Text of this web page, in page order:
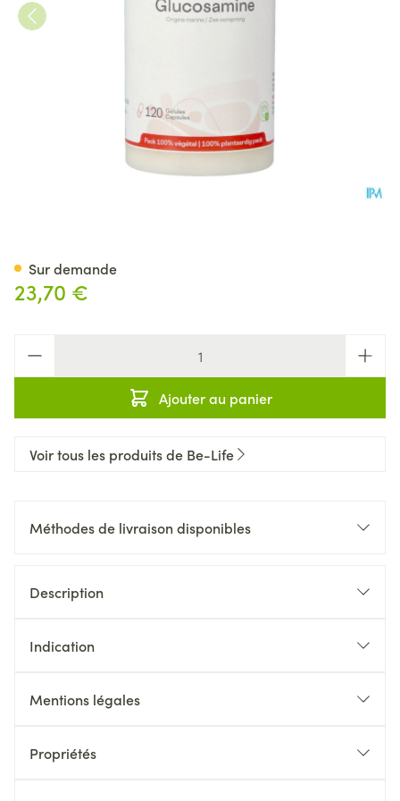
23,70 €
Ajouter au panier
Sur demande
Voir tous les produits de Be-Life
Méthodes de livraison disponibles
Description
Indication
Mentions légales
Propriétés